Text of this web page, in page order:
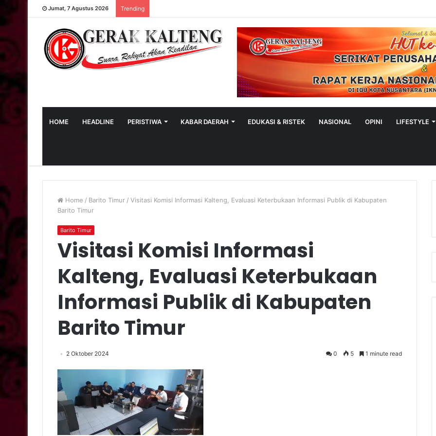
Jumat, 7 Agustus 2026 Trending
HOME HEADLINE PERISTIWA KABAR DAERAH EDUKASI & RISTEK NASIONAL OPINI LIFESTYLE
Home / Barito Timur / Visitasi Komisi Informasi Kalteng, Evaluasi Keterbukaan Informasi Publik di Kabupaten
Barito Timur
Barito Timur
Visitasi Komisi Informasi
Kalteng, Evaluasi Keterbukaan
Informasi Publik di Kabupaten
Barito Timur
2 Oktober 2024 0 5 1 minute read